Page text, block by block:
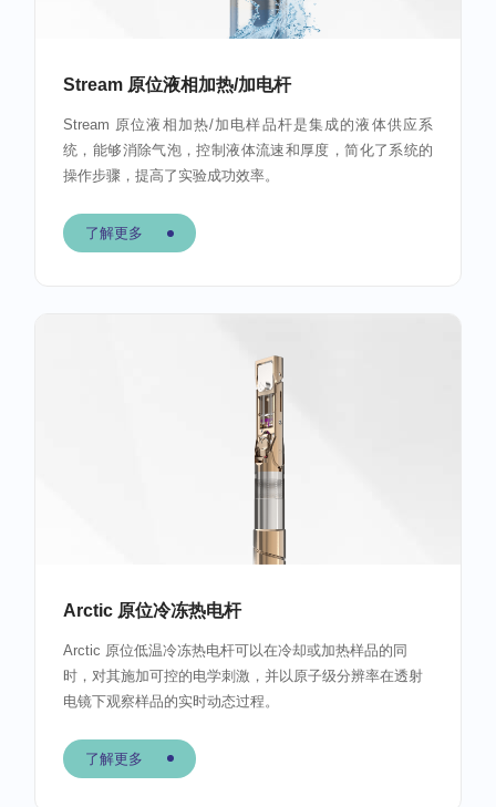
Stream 原位液相加热/加电杆
Stream 原位液相加热/加电样品杆是集成的液体供应系
统，能够消除气泡，控制液体流速和厚度，简化了系统的
操作步骤，提高了实验成功效率。
了解更多
Arctic 原位冷冻热电杆
Arctic 原位低温冷冻热电杆可以在冷却或加热样品的同
时，对其施加可控的电学刺激，并以原子级分辨率在透射
电镜下观察样品的实时动态过程。
了解更多